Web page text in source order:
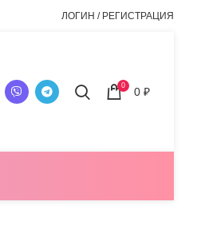
ЛОГИН / РЕГИСТРАЦИЯ
0 0₽